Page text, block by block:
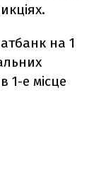
на 1
1-е місце